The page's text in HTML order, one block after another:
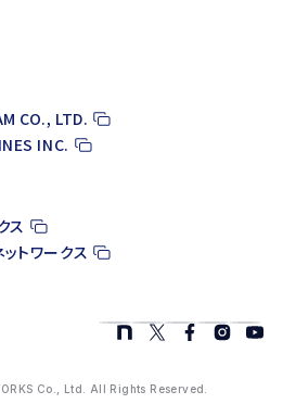
CO., LTD.
INC.
ス
トワークス
Co., Ltd. All Rights Reserved.